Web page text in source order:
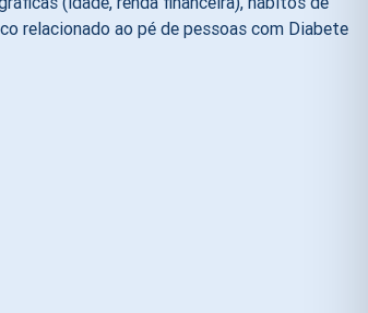
relacionado ao pé de pessoas com Diabete